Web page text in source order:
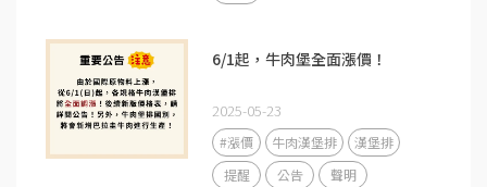
6/1起，牛肉堡全面漲價！
2025-05-23
#漲價 牛肉漢堡排
漢堡排
提醒
公告 聲明